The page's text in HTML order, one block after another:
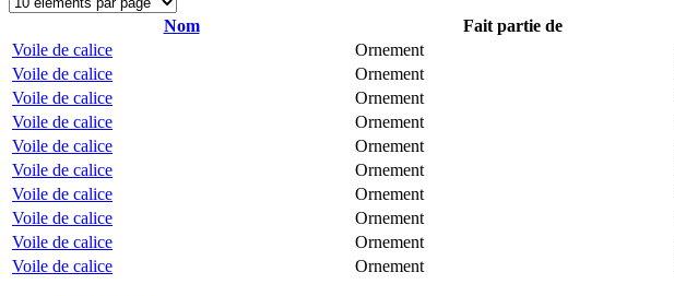
Nom Fait partie de
Voile de calice
Ornement
Voile de calice
Ornement
Voile de calice
Ornement
Voile de calice
Ornement
Voile de calice
Ornement
Voile de calice
Ornement
Voile de calice
Ornement
Voile de calice
Ornement
Voile de calice
Ornement
Voile de calice
Ornement